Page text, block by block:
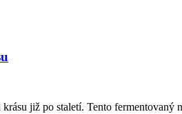
již po staletí. Tento fermentovaný